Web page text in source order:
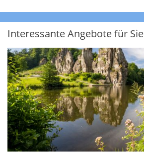
Interessante Angebote für Sie